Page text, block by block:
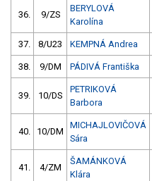
36. 9/ZS
BERYLOVÁ
Karolína
37. 8/U23 KEMPNÁ Andrea
38. 9/DM PÁDIVÁ Františka
39. 10/DS
PETRIKOVÁ
Barbora
40. 10/DM
MICHAJLOVIČOVÁ
Sára
41. 4/ZM
ŠAMÁNKOVÁ
Klára